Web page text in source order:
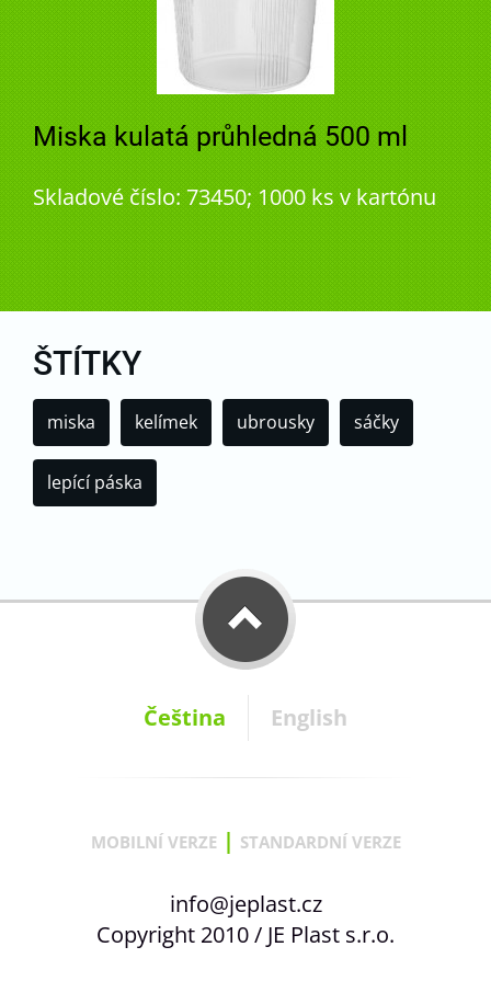
Miska kulatá průhledná 500 ml
Skladové číslo: 73450; 1000 ks v kartónu
ŠTÍTKY
miska kelímek ubrousky sáčky
lepící páska
Čeština English
MOBILNÍ VERZE | STANDARDNÍ VERZE
info@jeplast.cz
Copyright 2010 / JE Plast s.r.o.